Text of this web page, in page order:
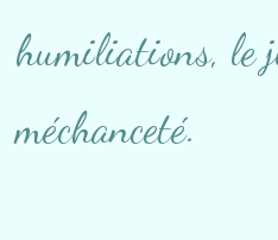
humiliations, le
méchanceté.